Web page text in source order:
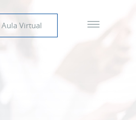
Aula Virtual